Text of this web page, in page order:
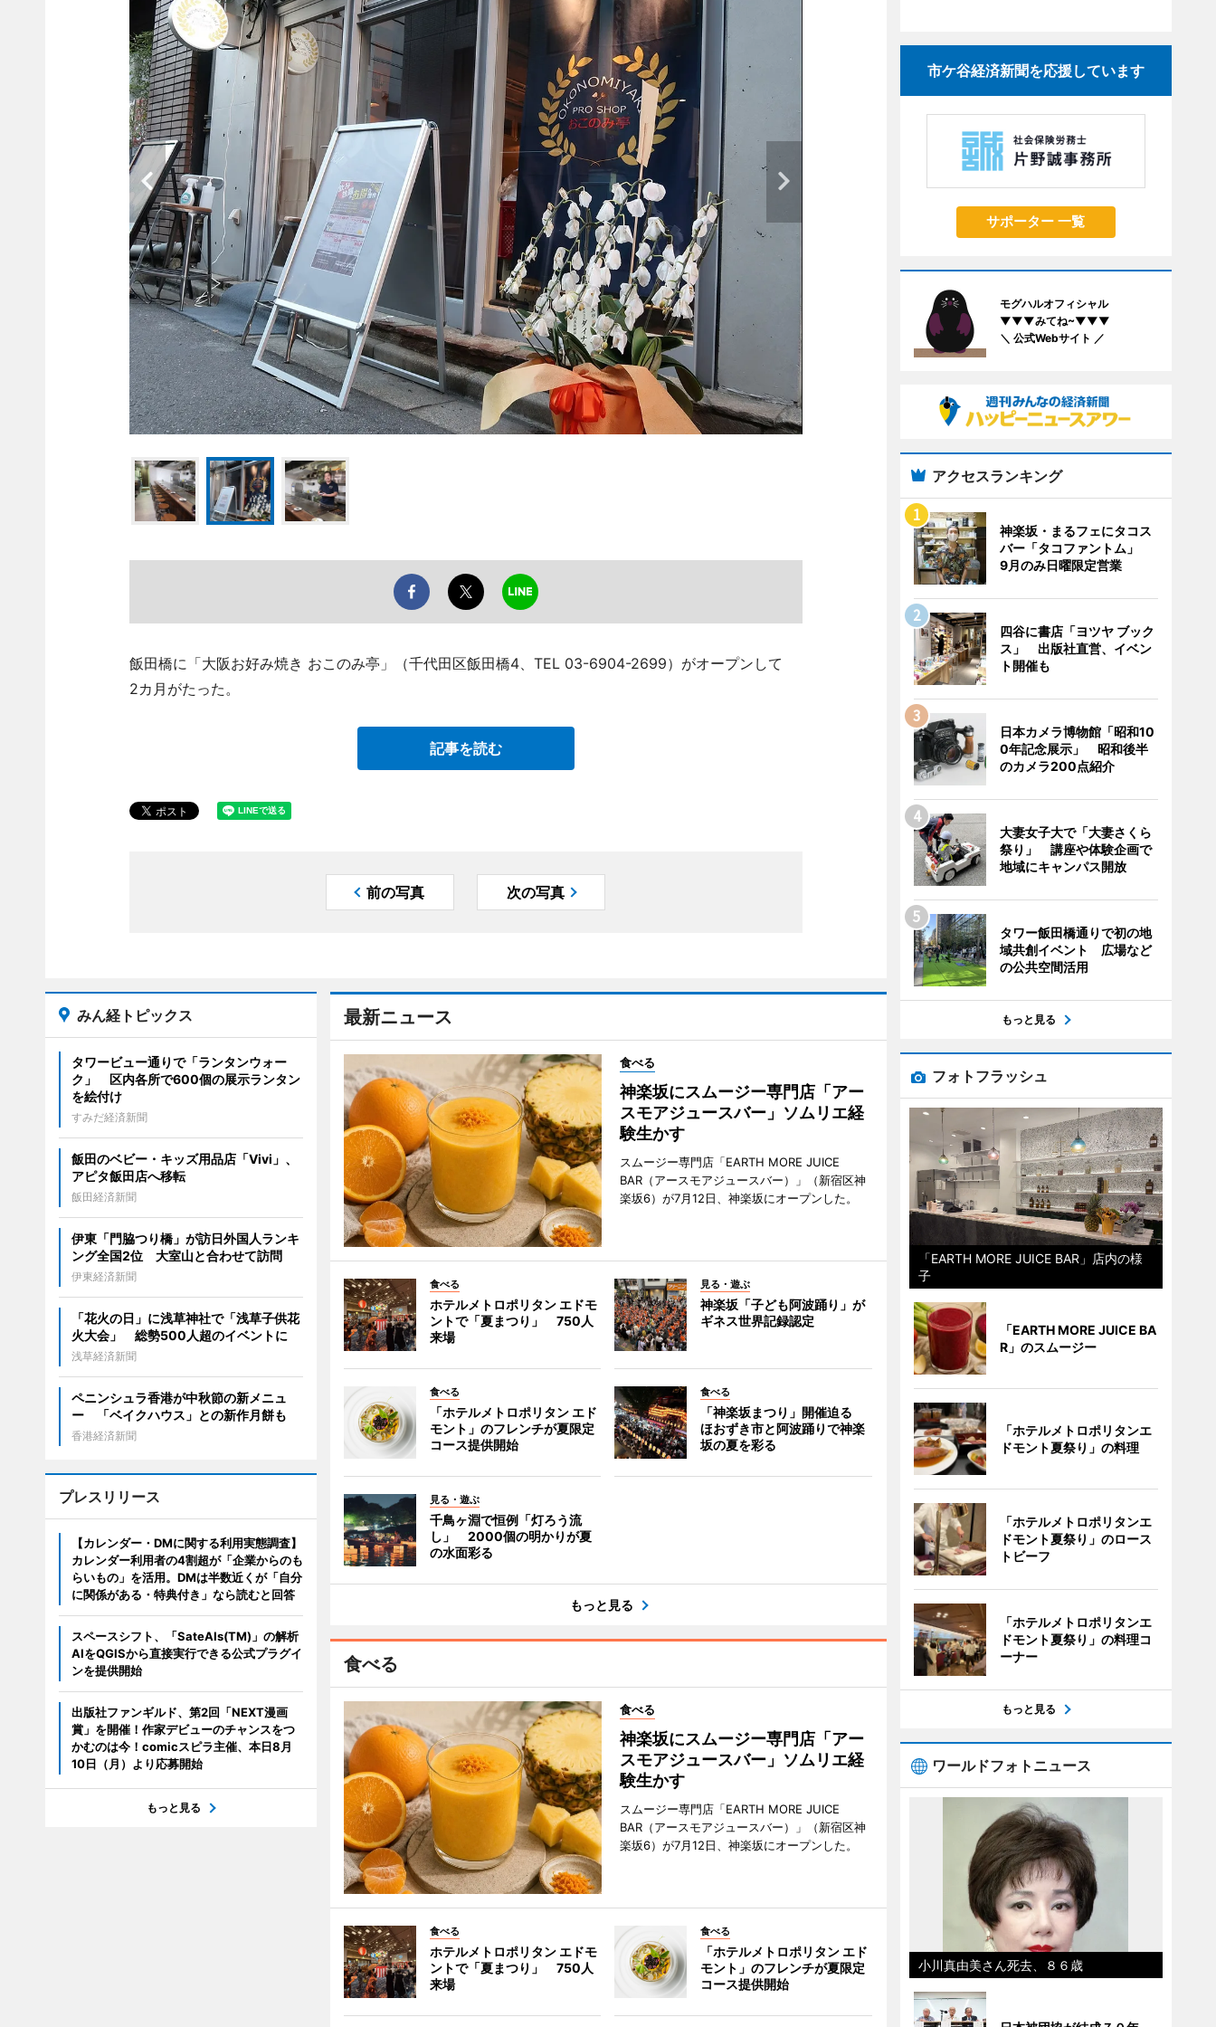
飯田橋に「大阪お好み焼き おこのみ亭」（千代田区飯田橋4、TEL 03-6904-2699）がオープンして
2カ月がたった。
記事を読む
前の写真 次の写真
最新ニュース
食べる
神楽坂にスムージー専門店「アー
スモアジュースバー」ソムリエ経
験生かす
スムージー専門店「EARTH MORE JUICE
BAR（アースモアジュースバー）」（新宿区神
楽坂6）が7月12日、神楽坂にオープンした。
食べる
ホテルメトロポリタン エドモ
ントで「夏まつり」 750人
来場
見る・遊ぶ
神楽坂「子ども阿波踊り」が
ギネス世界記録認定
食べる
「ホテルメトロポリタン エド
モント」のフレンチが夏限定
コース提供開始
食べる
「神楽坂まつり」開催迫る
ほおずき市と阿波踊りで神楽
坂の夏を彩る
見る・遊ぶ
千鳥ヶ淵で恒例「灯ろう流
し」 2000個の明かりが夏
の水面彩る
もっと見る
食べる
食べる
神楽坂にスムージー専門店「アー
スモアジュースバー」ソムリエ経
験生かす
スムージー専門店「EARTH MORE JUICE
BAR（アースモアジュースバー）」（新宿区神
楽坂6）が7月12日、神楽坂にオープンした。
食べる
ホテルメトロポリタン エドモ
ントで「夏まつり」 750人
来場
食べる
「ホテルメトロポリタン エド
モント」のフレンチが夏限定
コース提供開始
みん経トピックス
タワービュー通りで「ランタンウォー
ク」 区内各所で600個の展示ランタン
を絵付け
すみだ経済新聞
飯田のベビー・キッズ用品店「Vivi」、
アピタ飯田店へ移転
飯田経済新聞
伊東「門脇つり橋」が訪日外国人ランキ
ング全国2位 大室山と合わせて訪問
伊東経済新聞
「花火の日」に浅草神社で「浅草子供花
火大会」 総勢500人超のイベントに
浅草経済新聞
ペニンシュラ香港が中秋節の新メニュ
ー 「ベイクハウス」との新作月餅も
香港経済新聞
プレスリリース
【カレンダー・DMに関する利用実態調査】
カレンダー利用者の4割超が「企業からのも
らいもの」を活用。DMは半数近くが「自分
に関係がある・特典付き」なら読むと回答
スペースシフト、「SateAIs(TM)」の解析
AIをQGISから直接実行できる公式プラグイ
ンを提供開始
出版社ファンギルド、第2回「NEXT漫画
賞」を開催！作家デビューのチャンスをつ
かむのは今！comicスピラ主催、本日8月
10日（月）より応募開始
もっと見る
市ケ谷経済新聞を応援しています
サポーター 一覧
モグハルオフィシャル
▼▼▼みてね~▼▼▼
＼ 公式Webサイト ／
アクセスランキング
神楽坂・まるフェにタコス
バー「タコファントム」
9月のみ日曜限定営業
四谷に書店「ヨツヤ ブック
ス」 出版社直営、イベン
ト開催も
日本カメラ博物館「昭和10
0年記念展示」 昭和後半
のカメラ200点紹介
大妻女子大で「大妻さくら
祭り」 講座や体験企画で
地域にキャンパス開放
タワー飯田橋通りで初の地
域共創イベント 広場など
の公共空間活用
もっと見る
フォトフラッシュ
「EARTH MORE JUICE BAR」店内の様
子
「EARTH MORE JUICE BA
R」のスムージー
「ホテルメトロポリタンエ
ドモント夏祭り」の料理
「ホテルメトロポリタンエ
ドモント夏祭り」のロース
トビーフ
「ホテルメトロポリタンエ
ドモント夏祭り」の料理コ
ーナー
もっと見る
ワールドフォトニュース
小川真由美さん死去、８６歳